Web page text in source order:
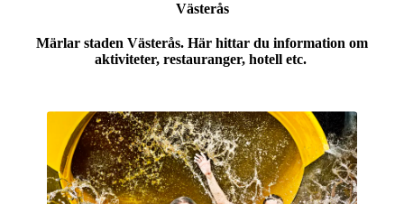
Västerås
Märlar staden Västerås. Här hittar du information om
aktiviteter, restauranger, hotell etc.